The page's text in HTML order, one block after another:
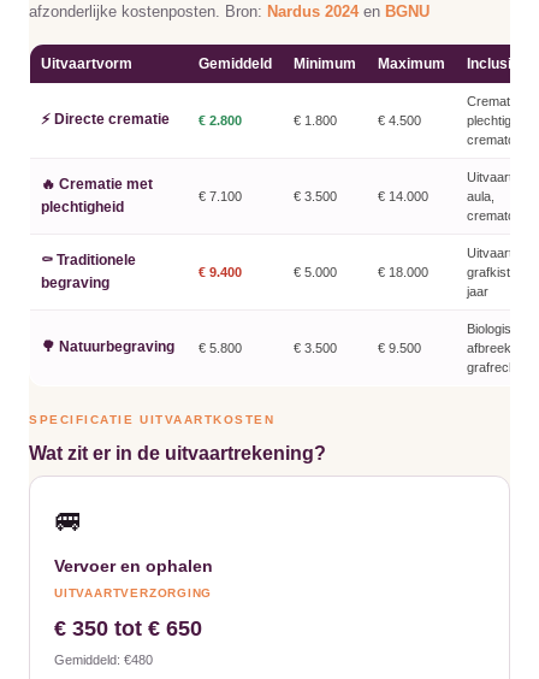
afzonderlijke kostenposten. Bron: Nardus 2024en BGNU
Uitvaartvorm Gemiddeld Minimum Maximum Inclusief
⚡ Directe crematie € 2.800 € 1.800 € 4.500
Crematie
plechtigheid
crematorium
🔥 Crematie met
plechtigheid
€ 7.100 € 3.500 € 14.000
aula,
⚰️ Traditionele
begraving
€ 9.400 € 5.000 € 18.000
grafkist,
jaar
🌳 Natuurbegraving € 5.800 € 3.500 € 9.500
Biologisch
grafrecht,
SPECIFICATIE UITVAARTKOSTEN
Wat zit er in de uitvaartrekening?
🚐
Vervoer en ophalen
UITVAARTVERZORGING
€ 350 tot € 650
Gemiddeld: €480